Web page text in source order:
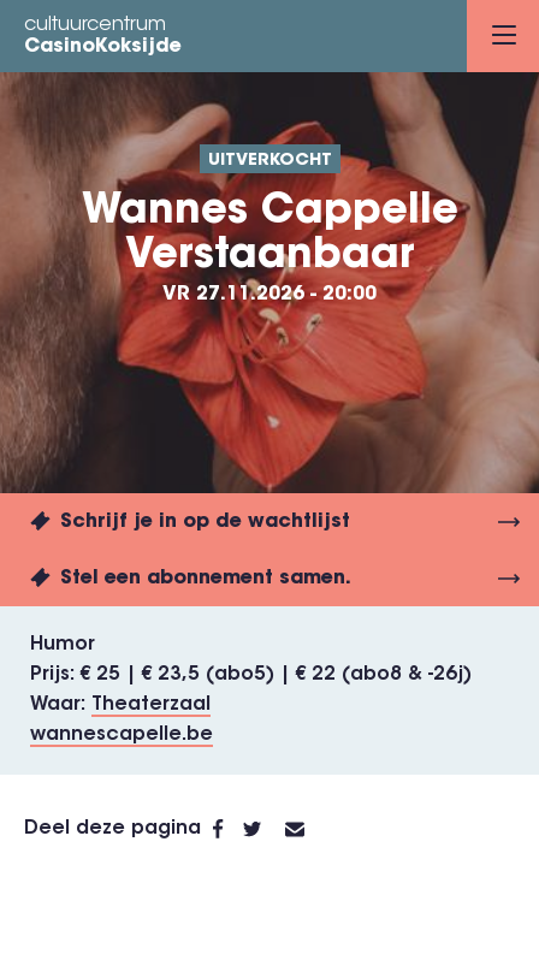
Overslaan
naar
inhoud
gaan
cultuurcentrum
CasinoKoksijde
UITVERKOCHT
Wannes Cappelle
Verstaanbaar
VR 27.11.2026 - 20:00
Schrijf je in op de wachtlijst
Stel een abonnement samen.
Humor
Prijs
€ 25 | € 23,5 (abo5) | € 22 (abo8 & -26j)
Waar
Theaterzaal
wannescapelle.be
Deel deze pagina